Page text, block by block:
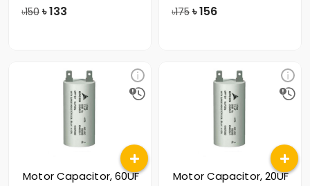
৳150 ৳133 ৳175 ৳156
Motor Capacitor, 60UF Motor Capacitor, 20UF